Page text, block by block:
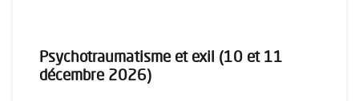
Psychotraumatisme et exil (10 et 11
décembre 2026)